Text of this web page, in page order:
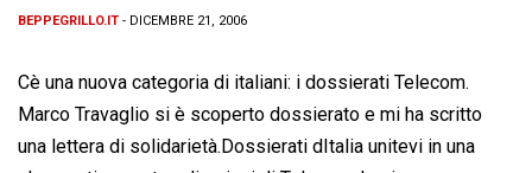
BEPPEGRILLO.IT - DICEMBRE 21, 2006
Cè una nuova categoria di italiani: i dossierati Telecom.
Marco Travaglio si è scoperto dossierato e mi ha scritto
una lettera di solidarietà.Dossierati dItalia unitevi in una